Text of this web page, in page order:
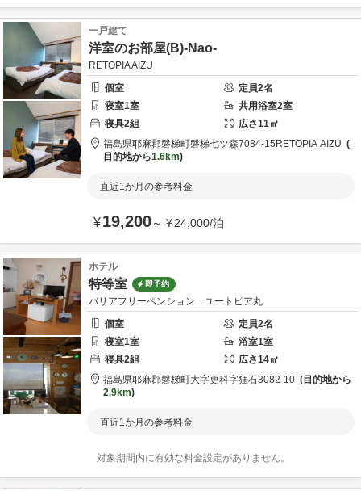
一戸建て
洋室のお部屋(B)-Nao-
RETOPIA AIZU
個室
定員2名
寝室1室 共用浴室2室
寝具2組 広さ11㎡
福島県耶麻郡磐梯町磐梯七ツ森7084-15 RETOPIA AIZU
目的地から1.6km
直近1か月の参考料金
¥19,200～ ¥24,000/泊
ホテル
特等室 即予約
バリアフリーペンション ユートピア丸
個室
定員2名
寝室1室 浴室1室
寝具2組 広さ14㎡
福島県耶麻郡磐梯町大字更科字狸石3082-10
目的地から
2.9km
直近1か月の参考料金
対象期間内に有効な料金設定がありません。